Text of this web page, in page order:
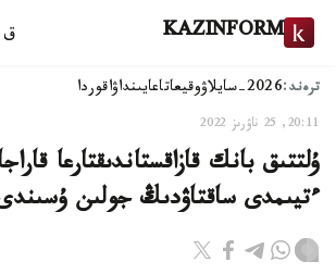
KAZINFORM ق
ترەند:2026-سايلاۋ وقيعاتاعايىنداۋاقوردا
20:11, 25 ناۋرىز 2022
ۇلتتىق بانك قازاقستاندىقتارعا
ءتيىمدى ساقتاۋدىڭ جولىن